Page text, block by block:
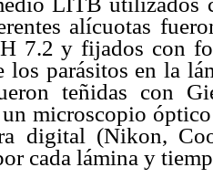
alícuotas
7.2 y fijados con
los parásitos en la
teñidas con
microscopio
digital (Nikon,
cada lámina y